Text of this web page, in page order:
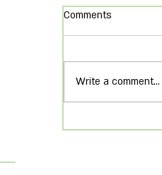
Comments
Write a comment...